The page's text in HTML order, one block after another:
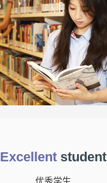
Excellent student
优秀学生